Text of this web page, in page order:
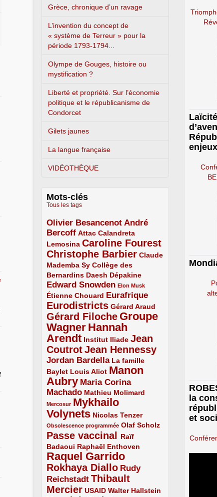
Grèce, chronique d’un ravage
L’invention du concept de
« système de Terreur » pour la
période 1793-1794...
Olympe de Gouges, histoire ou
mystification ?
Liberté et propriété. Sur l’économie
politique et le républicanisme de
Condorcet
Gilets jaunes
La langue française
VIDÉOTHÈQUE
Mots-clés
Tous les tags
Olivier Besancenot
3/5
André
Bercoff
3/5 Attac
2/5
Calandreta
Lemosina
2/5 Caroline Fourest
4/5
Christophe Barbier
4/5
Claude
Mademba Sy
2/5
Collège des
Bernardins
2/5 Daesh
2/5 Dépakine
2/5
Edward Snowden
3/5 Elon Musk
1/5
Étienne Chouard
2/5 Eurafrique
3/5
Eurodistricts
4/5 Gérard Araud
2/5
Gérard Filoche
4/5
Groupe
Wagner
5/5
Hannah
Arendt
5/5 Institut Iliade
2/5
Jean
Coutrot
4/5 Jean Hennessy
4/5
Jordan Bardella
3/5
La famille
Baylet
2/5 Louis Aliot
2/5
Manon
Aubry
5/5
Maria Corina
Machado
3/5 Mathieu Molimard
2/5
Mercosur
1/5
Mykhailo
Volynets
5/5 Nicolas Tenzer
2/5
Obsolescence programmée
1/5 Olaf Scholz
2/5
Passe vaccinal
4/5
Raïf
Badaoui
2/5 Raphaël Enthoven
2/5
Raquel Garrido
5/5
Rokhaya Diallo
4/5
Rudy
Reichstadt
3/5
Thibault
Mercier
4/5 USAID
2/5 Walter Hallstein
2/5
la
et